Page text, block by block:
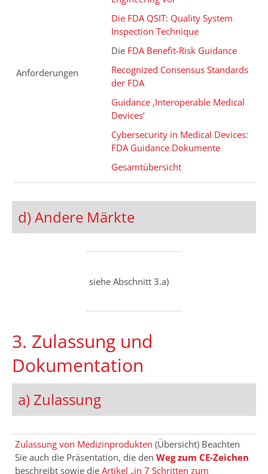
Anforderungen
Die FDA QSIT: Quality System
Inspection Technique
Die FDA Benefit-Risk Guidance
Recognized Consensus Standards
der FDA
Guidance ‚Interoperable Medical
Devices‘
Cybersecurity in Medical Devices:
FDA Guidance Dokumente
Gesamtübersicht
d) Andere Märkte
siehe Abschnitt 3.a)
3. Zulassung und
Dokumentation
a) Zulassung
Zulassung von Medizinprodukten (Übersicht) Beachten
Sie auch die Präsentation, die den Weg zum CE-Zeichen
beschreibt sowie die Artikel „in 7 Schritten zum